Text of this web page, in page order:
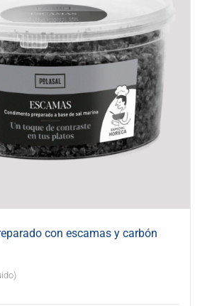
con escamas y carbón